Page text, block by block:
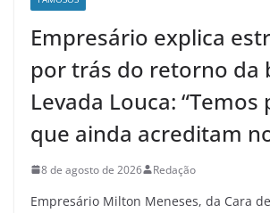
Empresário explica
por trás do retorno da
Levada Louca:
que ainda acreditam
8 de agosto de 2026 Redação
Empresário Milton Meneses, da Cara